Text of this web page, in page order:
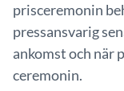
prisceremonin
pressansvarig
ankomst och när
ceremonin.